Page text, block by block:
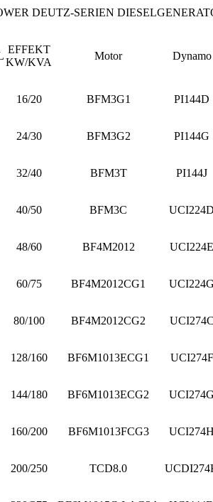
DEUTZ-SERIEN
EFFEKT
KW/KVA
Motor Dynamo
16/20 BFM3G1 PI144D
24/30 BFM3G2 PI144G
32/40 BFM3T PI144J
40/50 BFM3C
48/60 BF4M2012 UCI224E
60/75 BF4M2012CG1
80/100 BF4M2012CG2
128/160 BF6M1013ECG1 UCI274F
144/180 BF6M1013ECG2
160/200 BF6M1013FCG3
200/250 TCD8.0